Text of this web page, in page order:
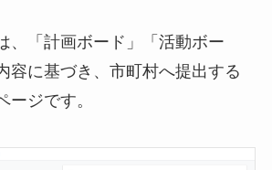
、「計画ボード」「活動ボー
容に基づき、市町村へ提出する
ージです。